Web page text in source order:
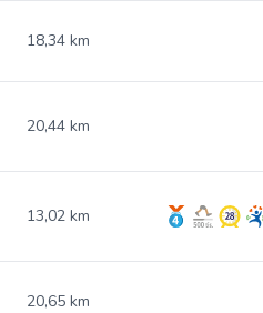
18,34 km
20,44 km
13,02 km
20,65 km